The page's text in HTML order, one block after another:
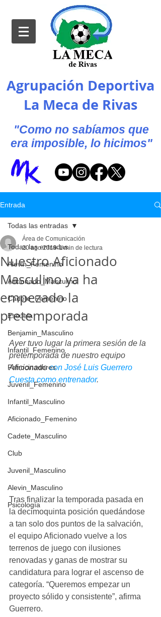
Agrupación Deportiva
La Meca de Rivas
"Como no sabíamos que
era imposible, lo hicimos"
Entrada
Todas las entradas
Alevin_Femenino
Aficionado_Masculino
Cadete_Femenino
Escuela
Benjamin_Masculino
Infantil_Femenino
Patrocinadores
Juvenil_Femenino
Infantil_Masculino
Aficionado_Femenino
Cadete_Masculino
Club
Juvenil_Masculino
Alevin_Masculino
Psicología
Todas las entradas
Nuestro Aficionado
Masculino ya ha
empezado la
pretemporada
Área de Comunicación
20 ago 2019 1 min de lectura
Ayer tuvo lugar la primera sesión de la
pretemporada de nuestro equipo
Aficionado con José Luis Guerrero
Cuesta como entrenador.
Tras finalizar la temporada pasada en
la decimoquinta posición quedándose
a tan solo dos puntos de la salvación,
el equipo Aficionado vuelve a los
terrenos de juego con ilusiones
renovadas y ganas de mostrar su
candidatura para lograr el ascenso de
categoría. “Queremos empezar un
proyecto sólido y consistente”, afirma
Guerrero.